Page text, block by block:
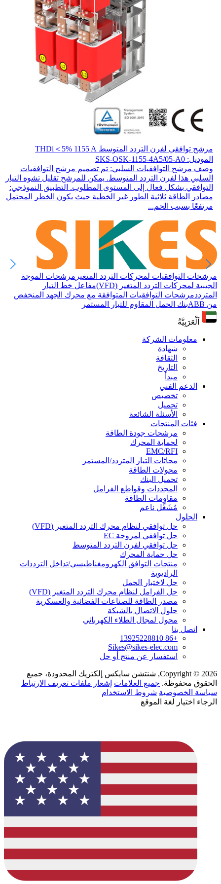
مرشح توافقي لفرن التردد المتوسط THDi＜5% 1155 A
الموديل: SKS-OSK-1155-4A5/05-A0
وصف مرشح التوافقيات السلبي: تم تصميم مرشح التوافقيات
السلبي هذا لفرن التردد المتوسط. يمكن للمرشح تقليل تشوه التيار
التوافقي بشكل فعال إلى المستوى المطلوب. التطبيق النموذجي:
مصادر الطاقة ثلاثية الطور غير الخطية حيث يكون الخطر المحتمل
مرتفعًا بسبب الحم...
مرشحات التوافقيات لمحركات التردد المتغير مرشحات الموجة
الجيبية لمحركات التردد المتغير (VFD)
مفاعل خط التيار
المترددمرشحات التوافقيات المتوافقة مع محرك الجهد المنخفض
من ABB
بنك الحمل المقاوم للتيار المستمر
اَلْعَرَبِيَّةُ
معلومات الشركة
شهادة
الثقافة
التاريخ
مبدأ
الدعم الفني
تخصيص
تحميل
الأسئلة الشائعة
فئات المنتجات
مرشحات جودة الطاقة
لحماية المحرك
EMC/RFI
محاثات التيار المتردد/المستمر
محولات الطاقة
تحميل البنك
المجددات وقواطع الفرامل
مقاومات الطاقة
مُشَغِّل ناعم
الحلول
حل توافقي لنظام محرك التردد المتغير (VFD)
حل توافقي لمروحة EC
حل توافقي لفرن التردد المتوسط
حل حماية المحرك
منتجات التوافق الكهرومغناطيسي/تداخل الترددات
الراديوية
حل لاختبار الحمل
حل الفرامل لنظام محرك التردد المتغير (VFD)
مصدر الطاقة للصناعات الفضائية والعسكرية
حلول الاتصال بالشبكة
محول لمجال الطلاء الكهربائي
اتصل بنا
+86 13925228810
Sikes@sikes-elec.com
استفسار عن منتج أو حل
Copyright © 2026, شنتشن سايكس إلكتريك المحدودة، جميع
الحقوق محفوظة. جميع العلامات إشعار ملفات تعريف الارتباط
سياسة الخصوصية شروط الاستخدام
الرجاء اختيار لغة الموقع